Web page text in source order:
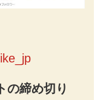
の締め切り